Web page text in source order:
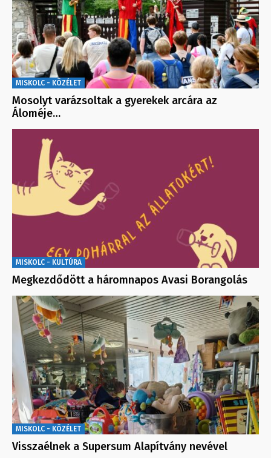
MISKOLC - KÖZÉLET
Mosolyt varázsoltak a gyerekek arcára az
Áloméje…
MISKOLC - KULTÚRA
Megkezdődött a háromnapos Avasi Borangolás
MISKOLC - KÖZÉLET
Visszaélnek a Supersum Alapítvány nevével